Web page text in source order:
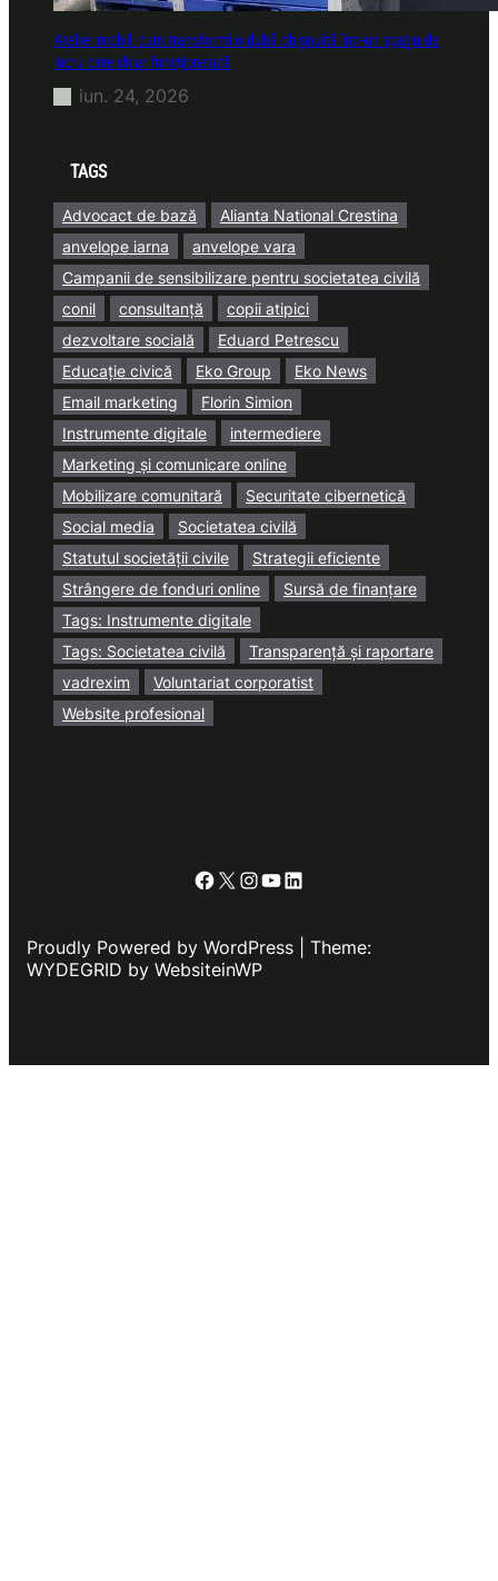
Atelier mobil: cum transformi o dubă obișnuită într-un spațiu de
lucru care chiar funcționează
iun. 24, 2026
TAGS
Advocact de bază
Alianta National Crestina
anvelope iarna
anvelope vara
Campanii de sensibilizare pentru societatea civilă
conil
consultanță
copii atipici
dezvoltare socială
Eduard Petrescu
Educație civică
Eko Group
Eko News
Email marketing
Florin Simion
Instrumente digitale
intermediere
Marketing și comunicare online
Mobilizare comunitară
Securitate cibernetică
Social media
Societatea civilă
Statutul societății civile
Strategii eficiente
Strângere de fonduri online
Sursă de finanțare
Tags: Instrumente digitale
Tags: Societatea civilă
Transparență și raportare
vadrexim
Voluntariat corporatist
Website profesional
Facebook
X Instagram
YouTube
LinkedIn
Proudly Powered by WordPress | Theme:
WYDEGRID by WebsiteinWP